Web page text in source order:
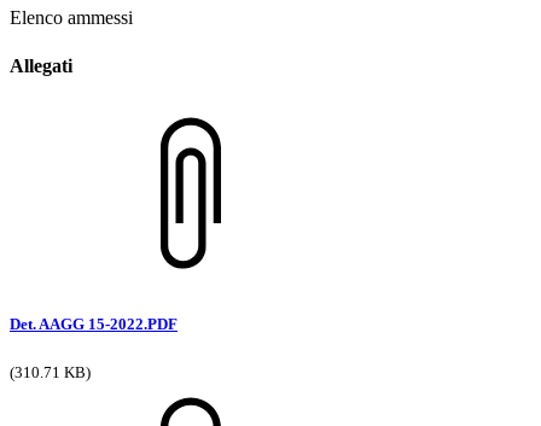
Elenco ammessi
Allegati
Det. AAGG 15-2022.PDF
(310.71 KB)